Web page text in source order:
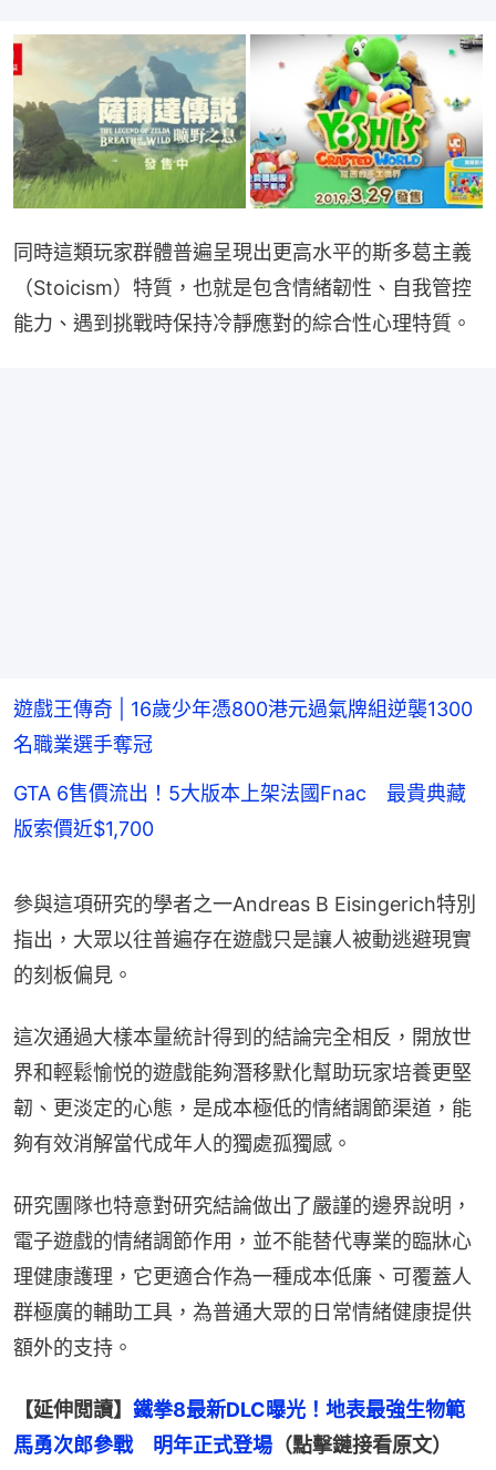
同時這類玩家群體普遍呈現出更高水平的斯多葛主義
（Stoicism）特質，也就是包含情緒韌性、自我管控
能力、遇到挑戰時保持冷靜應對的綜合性心理特質。
遊戲王傳奇 | 16歲少年憑800港元過氣牌組逆襲1300
名職業選手奪冠
GTA 6售價流出！5大版本上架法國Fnac 最貴典藏
版索價近$1,700
參與這項研究的學者之一Andreas B Eisingerich特別
指出，大眾以往普遍存在遊戲只是讓人被動逃避現實
的刻板偏見。
這次通過大樣本量統計得到的結論完全相反，開放世
界和輕鬆愉悦的遊戲能夠潛移默化幫助玩家培養更堅
韌、更淡定的心態，是成本極低的情緒調節渠道，能
夠有效消解當代成年人的獨處孤獨感。
研究團隊也特意對研究結論做出了嚴謹的邊界說明，
電子遊戲的情緒調節作用，並不能替代專業的臨牀心
理健康護理，它更適合作為一種成本低廉、可覆蓋人
群極廣的輔助工具，為普通大眾的日常情緒健康提供
額外的支持。
【延伸閲讀】 鐵拳8最新DLC曝光！地表最強生物範
馬勇次郎參戰　明年正式登場 （點擊鏈接看原文）